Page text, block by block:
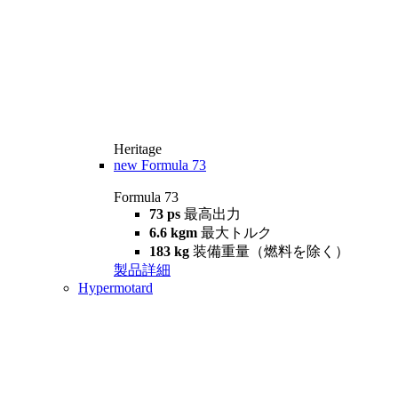
Heritage
new Formula 73
Formula 73
73 ps 最高出力
6.6 kgm 最大トルク
183 kg 装備重量（燃料を除く）
製品詳細
Hypermotard